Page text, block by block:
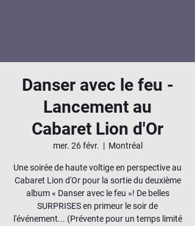
Danser avec le feu -
Lancement au
Cabaret Lion d'Or
mer. 26 févr.
  |
Montréal
Une soirée de haute voltige en perspective au
Cabaret Lion d'Or pour la sortie du deuxième
album « Danser avec le feu »! De belles
SURPRISES en primeur le soir de
l'événement... (Prévente pour un temps limité